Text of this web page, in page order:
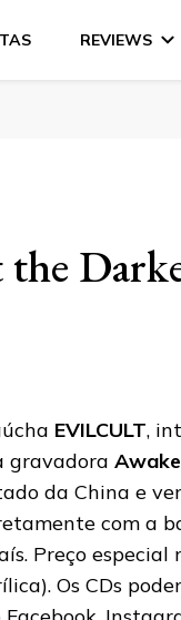
REVIEWS
the
EVILCULT,
gravadora
da China e
com a
Preço especial
Os CDs